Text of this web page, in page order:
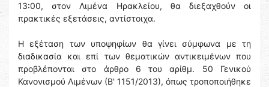
13:00, στον Λιμένα Ηρακλείου, θα διεξαχθούν οι
πρακτικές εξετάσεις, αντίστοιχα.
Η εξέταση των υποψηφίων θα γίνει σύμφωνα με τη
διαδικασία και επί των θεματικών αντικειμένων που
προβλέπονται στο άρθρο 6 του αρίθμ. 50 Γενικού
Κανονισμού Λιμένων (Β' 1151/2013), όπως τροποποιήθηκε